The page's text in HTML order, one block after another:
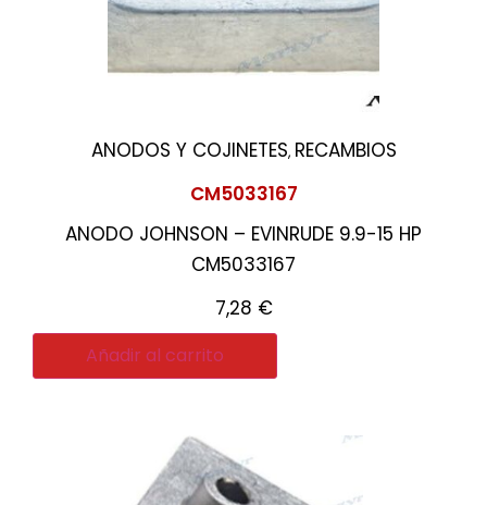
ANODOS Y COJINETES, RECAMBIOS
CM5033167
ANODO JOHNSON – EVINRUDE 9.9-15 HP
CM5033167
7,28 €
Añadir al carrito